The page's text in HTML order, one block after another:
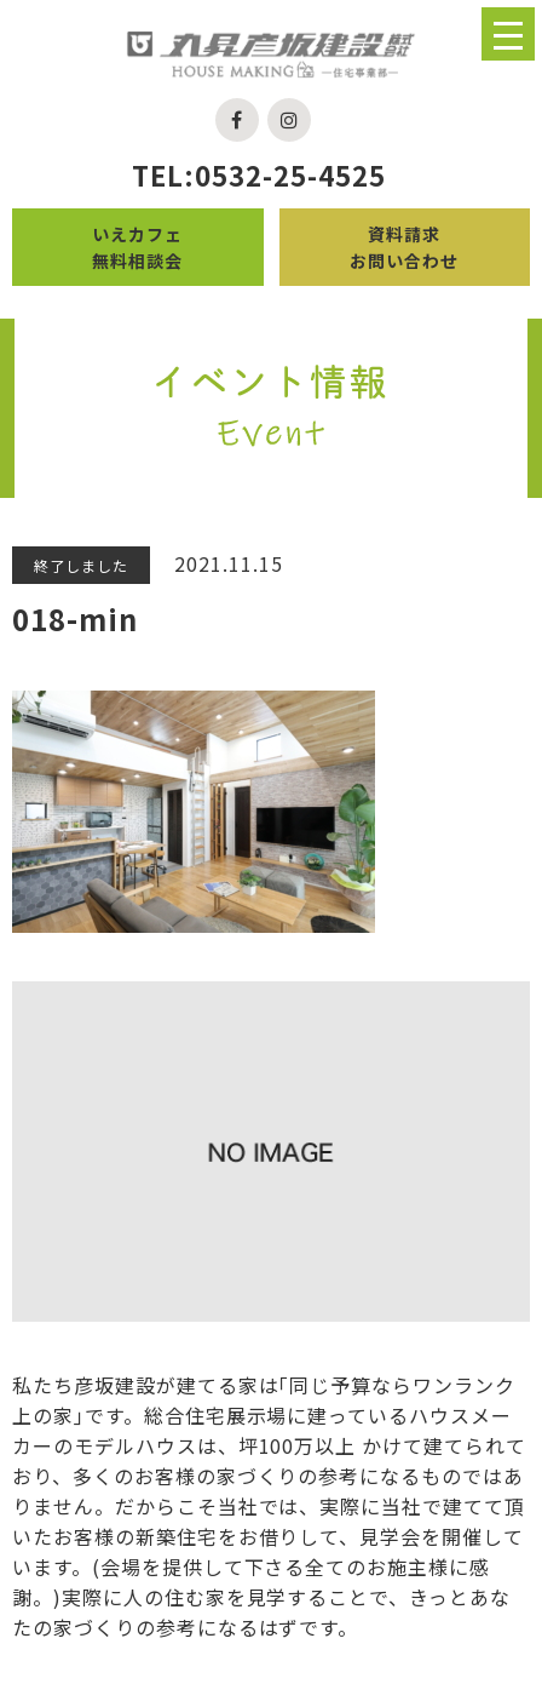
TEL:0532-25-4525
いえカフェ
無料相談会
資料請求
お問い合わせ
終了しました 2021.11.15
018-min
私たち彦坂建設が建てる家は｢同じ予算ならワンランク
上の家｣です。総合住宅展示場に建っているハウスメー
カーのモデルハウスは、坪100万以上 かけて建てられて
おり、多くのお客様の家づくりの参考になるものではあ
りません。だからこそ当社では、実際に当社で建てて頂
いたお客様の新築住宅をお借りして、見学会を開催して
います。(会場を提供して下さる全てのお施主様に感
謝。)実際に人の住む家を見学することで、きっとあな
たの家づくりの参考になるはずです。